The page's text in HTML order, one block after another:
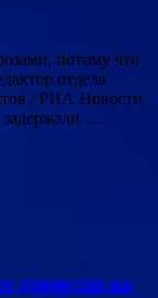
потому что
отдела
/ РИА Новости
задержали …
диверсии на